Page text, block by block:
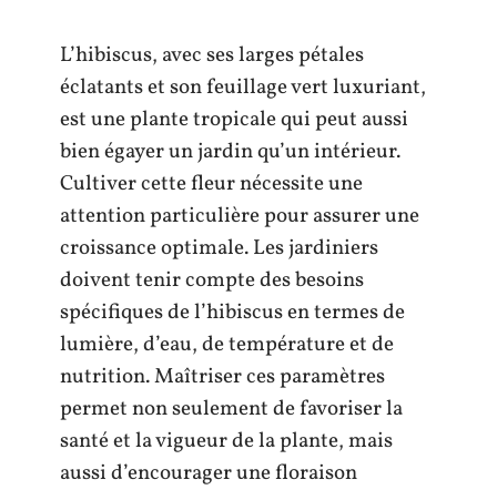
L’hibiscus, avec ses larges pétales
éclatants et son feuillage vert luxuriant,
est une plante tropicale qui peut aussi
bien égayer un jardin qu’un intérieur.
Cultiver cette fleur nécessite une
attention particulière pour assurer une
croissance optimale. Les jardiniers
doivent tenir compte des besoins
spécifiques de l’hibiscus en termes de
lumière, d’eau, de température et de
nutrition. Maîtriser ces paramètres
permet non seulement de favoriser la
santé et la vigueur de la plante, mais
aussi d’encourager une floraison